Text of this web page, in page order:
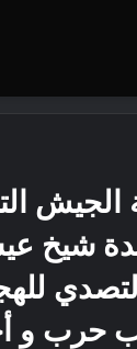
الجيش
شيخ
حرب و